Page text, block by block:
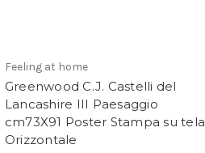
Feeling at home
Greenwood C.J. Castelli del
Lancashire III Paesaggio
cm73X91 Poster Stampa su tela
Orizzontale